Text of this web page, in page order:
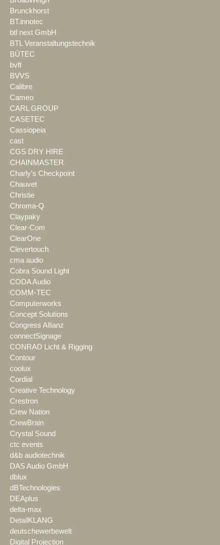
Brunckhorst
BT.innotec
btl next GmbH
BTL Veranstaltungstechnik
BÜTEC
bvft
BVVS
Calibre
Cameo
CARL GROUP
CASETEC
Cassiopeia
cast
CGS DRY HIRE
CHAINMASTER
Charly's Checkpoint
Chauvet
Christie
Chroma-Q
Claypaky
Clear-Com
ClearOne
Clevertouch
cma audio
Cobra Sound Light
CODA Audio
COMM-TEC
Computerworks
Concept Solutions
Congress Allianz
connectSignage
CONRAD Licht & Rigging
Contour
coolux
Cordial
Creative Technology
Crestron
Crew Nation
CrewBrain
Crystal Sound
ctc events
d&b audiotechnik
DAS Audio GmbH
dblux
dBTechnologies
DEAplus
delta-max
DetailKLANG
deutschewerbewelt
Digital Projection